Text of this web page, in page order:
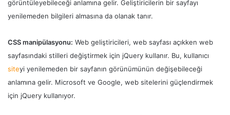
görüntüleyebileceği anlamına gelir. Geliştiricilerin bir sayfayı
yenilemeden bilgileri almasına da olanak tanır.
CSS manipülasyonu: Web geliştiricileri, web sayfası açıkken web
sayfasındaki stilleri değiştirmek için jQuery kullanır. Bu, kullanıcı
siteyi yenilemeden bir sayfanın görünümünün değişebileceği
anlamına gelir. Microsoft ve Google, web sitelerini güçlendirmek
için jQuery kullanıyor.